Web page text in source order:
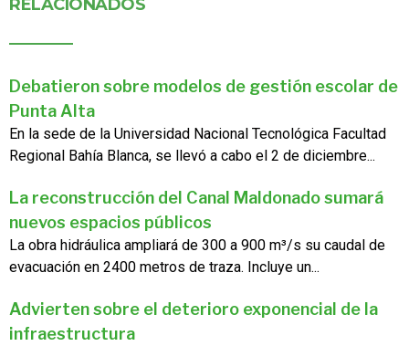
RELACIONADOS
Debatieron sobre modelos de gestión escolar de
Punta Alta
En la sede de la Universidad Nacional Tecnológica Facultad
Regional Bahía Blanca, se llevó a cabo el 2 de diciembre...
La reconstrucción del Canal Maldonado sumará
nuevos espacios públicos
La obra hidráulica ampliará de 300 a 900 m³/s su caudal de
evacuación en 2400 metros de traza. Incluye un...
Advierten sobre el deterioro exponencial de la
infraestructura